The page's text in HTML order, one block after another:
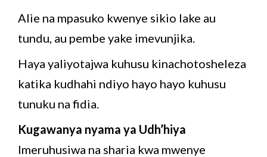
Alie na mpasuko kwenye sikio lake au
tundu, au pembe yake imevunjika.
Haya yaliyotajwa kuhusu kinachotosheleza
katika kudhahi ndiyo hayo hayo kuhusu
tunuku na fidia.
Kugawanya nyama ya Udh’hiya
Imeruhusiwa na sharia kwa mwenye